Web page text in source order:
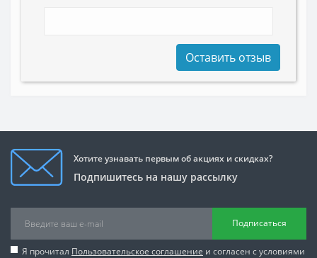
Оставить отзыв
Хотите узнавать первым об акциях и скидках?
Подпишитесь на нашу рассылку
Подписаться
Я прочитал Пользовательское соглашение и согласен с условиями